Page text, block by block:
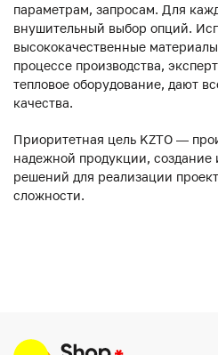
параметрам, запросам. Для
внушительный выбор опций.
высококачественные
процессе производства,
тепловое оборудование, дают
качества.
Приоритетная цель KZTO —
надежной продукции, создание
решений для реализации
сложности.